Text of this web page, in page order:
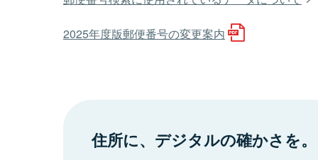
2025年度版郵便番号の変更案内
住所に、デジタルの確かさを。